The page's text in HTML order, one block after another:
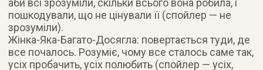
пошкодували, що не цінували її (спойлер — не
зрозуміли).
Жінка-Яка-Багато-Досягла: повертається туди, де
все почалось. Розуміє, чому все сталось саме так,
усіх пробачить, усіх полюбить (спойлер — усіх,